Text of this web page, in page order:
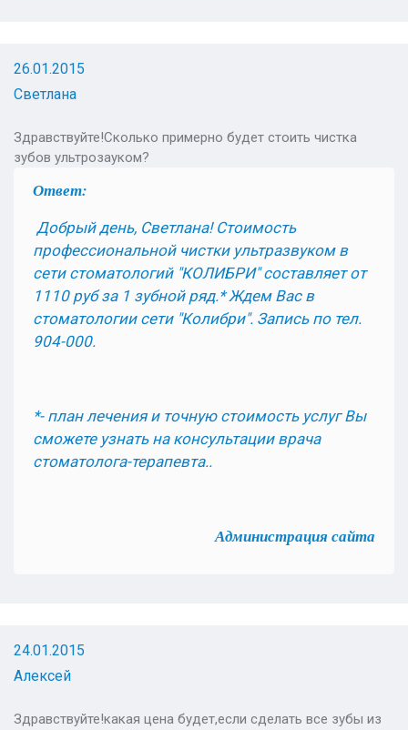
26.01.2015
Светлана
Здравствуйте!Сколько примерно будет стоить чистка
зубов ультрозауком?
Ответ:
Добрый день, Светлана! Стоимость
профессиональной чистки ультразвуком в
сети стоматологий "КОЛИБРИ" составляет от
1110 руб за 1 зубной ряд.* Ждем Вас в
стоматологии сети "Колибри". Запись по тел.
904-000.
*- план лечения и точную стоимость услуг Вы
сможете узнать на консультации врача
стоматолога-терапевта..
Администрация сайта
24.01.2015
Алексей
Здравствуйте!какая цена будет,если сделать все зубы из